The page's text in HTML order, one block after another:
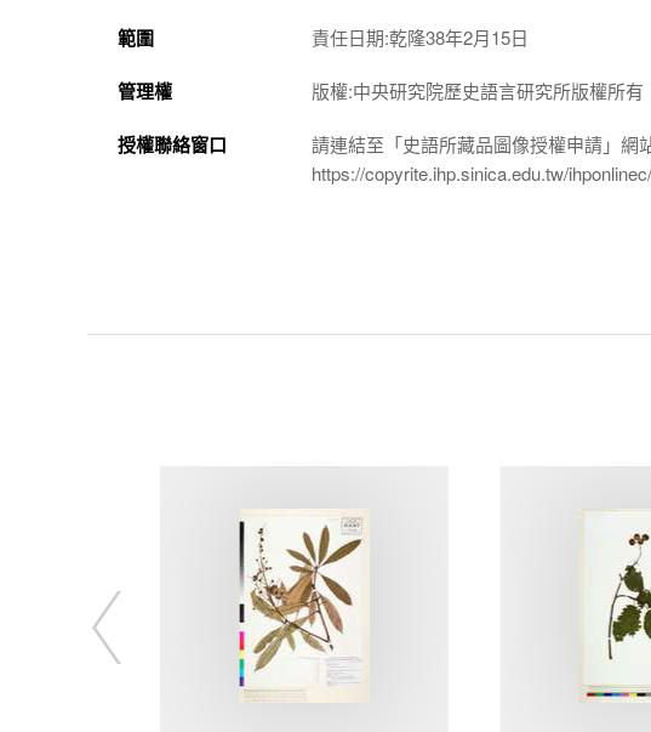
範圍 責任日期:乾隆38年2月15日
管理權 版權:中央研究院歷史語言研究所版權所有
授權聯絡窗口
請連結至「史語所藏品圖像授權申請」網
https://copyrite.ihp.sinica.edu.tw/